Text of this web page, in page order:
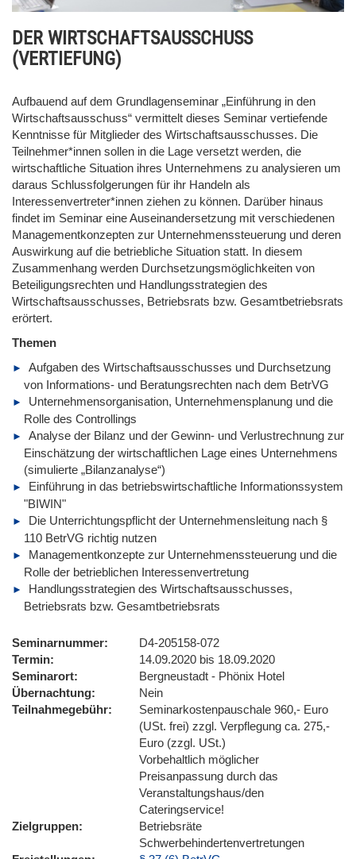
DER WIRTSCHAFTSAUSSCHUSS
(VERTIEFUNG)
Aufbauend auf dem Grundlagenseminar „Einführung in den
Wirtschaftsausschuss“ vermittelt dieses Seminar vertiefende
Kenntnisse für Mitglieder des Wirtschaftsausschusses. Die
Teilnehmer*innen sollen in die Lage versetzt werden, die
wirtschaftliche Situation ihres Unternehmens zu analysieren um
daraus Schlussfolgerungen für ihr Handeln als
Interessenvertreter*innen ziehen zu können. Darüber hinaus
findet im Seminar eine Auseinandersetzung mit verschiedenen
Managementkonzepten zur Unternehmenssteuerung und deren
Auswirkung auf die betriebliche Situation statt. In diesem
Zusammenhang werden Durchsetzungsmöglichkeiten von
Beteiligungsrechten und Handlungsstrategien des
Wirtschaftsausschusses, Betriebsrats bzw. Gesamtbetriebsrats
erörtert.
Themen
Aufgaben des Wirtschaftsausschusses und Durchsetzung
von Informations- und Beratungsrechten nach dem BetrVG
Unternehmensorganisation, Unternehmensplanung und die
Rolle des Controllings
Analyse der Bilanz und der Gewinn- und Verlustrechnung zur
Einschätzung der wirtschaftlichen Lage eines Unternehmens
(simulierte „Bilanzanalyse“)
Einführung in das betriebswirtschaftliche Informationssystem
"BIWIN"
Die Unterrichtungspflicht der Unternehmensleitung nach §
110 BetrVG richtig nutzen
Managementkonzepte zur Unternehmenssteuerung und die
Rolle der betrieblichen Interessenvertretung
Handlungsstrategien des Wirtschaftsausschusses,
Betriebsrats bzw. Gesamtbetriebsrats
Seminarnummer
D4-205158-072
Termin
14.09.2020 bis 18.09.2020
Seminarort
Bergneustadt - Phönix Hotel
Übernachtung
Nein
Teilnahmegebühr
Seminarkostenpauschale 960,- Euro
(USt. frei) zzgl. Verpflegung ca. 275,-
Euro (zzgl. USt.)
Vorbehaltlich möglicher
Preisanpassung durch das
Veranstaltungshaus/den
Cateringservice!
Zielgruppen
Betriebsräte
Schwerbehindertenvertretungen